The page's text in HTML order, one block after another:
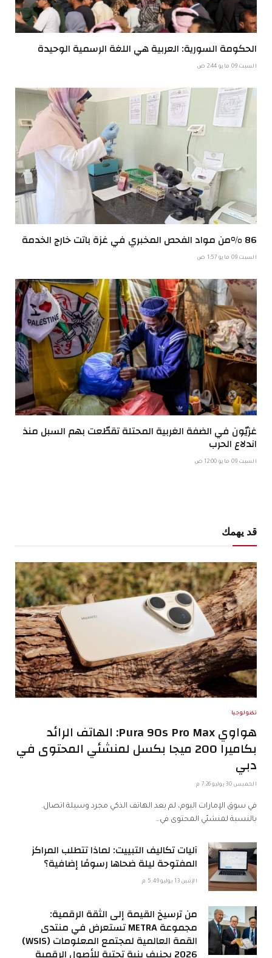
الحكومة السورية: العربية هي اللغة الرسمية الوحيدة
السبت 09 مايو 2:44 ص
86 %من مواد الفحص المخبري في غزة باتت خارج الخدمة
السبت 09 مايو 1:57 ص
غزيّون في الضفة الغربية المحتلة تقطّعت بهم السبل منذ
اندلاع الحرب
السبت 09 مايو 12:00 ص
قد يهمك
تكنولوجيا
هواوي Pura 90s Pro Max: الهاتف الرائد
بكاميرا 200 ميجا بكسل لمنشئي المحتوى في
دبي
الخميس 30 يوليو 7:26 م
في سوق الإمارات اليوم، لم يعد الهاتف الذكي مجرد وسيلة اتصال.
بالنسبة لمنشئي المحتوى في…
آليات تكاليف التبييت: لماذا تتطلب المراكز
المفتوحة ليلة ضحاها رسومًا إضافية؟
الإثنين 13 يوليو 5:49 م
من ترسيخ القيمة إلى الثقة الرقمية:
مجموعة METRA تستعرض في منتدى
القمة العالمية لمجتمع المعلومات (WSIS)